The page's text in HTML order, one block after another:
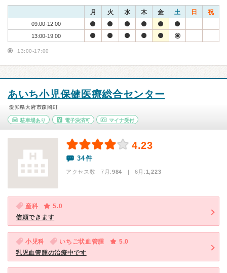
月 火 水 木 金 土 日 祝
09:00-12:00
13:00-19:00
13:00-17:00
あいち小児保健医療総合センター
愛知県大府市森岡町
駐車場あり 電子決済可 マイナ受付
4.23
34件
アクセス数 7月:984 | 6月:1,223
産科
5.0
信頼できます
小児科 いちご状血管腫
5.0
乳児血管腫の治療中です